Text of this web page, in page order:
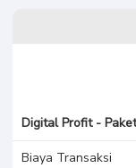
Digital Profit -
Biaya Transaksi